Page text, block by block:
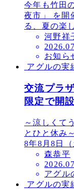
今年も竹田
夜市」 を開
る、夏の楽
河野祥
投
稿
日
お知ら
アグルの実
交流プラ
限定で開
～涼しくて
とひと休み
8年8月8日
森恭平
投
稿
日
アグル
アグルの実